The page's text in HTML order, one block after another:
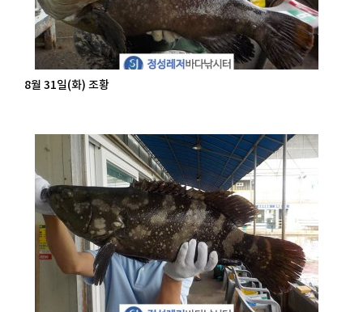
8월 31일(화) 조황